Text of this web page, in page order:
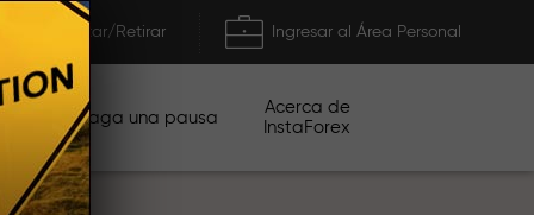
Depositar/Retirar Ingresar al Área Personal
Haga una pausa
Acerca de
InstaForex